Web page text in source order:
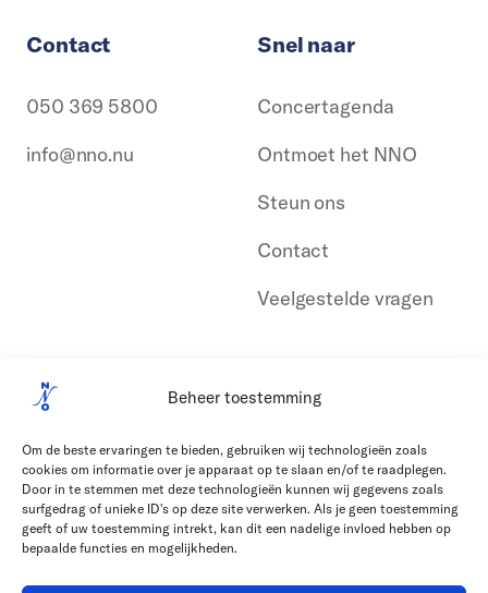
Beheer toestemming
Om de beste ervaringen te bieden, gebruiken wij technologieën zoals
cookies om informatie over je apparaat op te slaan en/of te raadplegen.
Door in te stemmen met deze technologieën kunnen wij gegevens zoals
surfgedrag of unieke ID's op deze site verwerken. Als je geen toestemming
geeft of uw toestemming intrekt, kan dit een nadelige invloed hebben op
bepaalde functies en mogelijkheden.
Contact
050 369 5800
info@nno.nu
Snel naar
Concertagenda
Ontmoet het NNO
Steun ons
Contact
Veelgestelde vragen